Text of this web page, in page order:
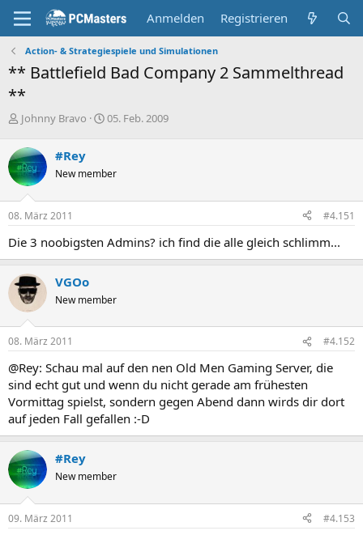
Anmelden Registrieren
Action- & Strategiespiele und Simulationen
** Battlefield Bad Company 2 Sammelthread
**
E
s
t
e
l
l
e
Johnny Bravo
E
e
l
m
05. Feb. 2009
#Rey
New member
08. März 2011 #4.151
Die 3 noobigsten Admins? ich find die alle gleich schlimm...
VGOo
New member
08. März 2011 #4.152
@Rey: Schau mal auf den nen Old Men Gaming Server, die
sind echt gut und wenn du nicht gerade am frühesten
Vormittag spielst, sondern gegen Abend dann wirds dir dort
auf jeden Fall gefallen :-D
#Rey
New member
09. März 2011 #4.153